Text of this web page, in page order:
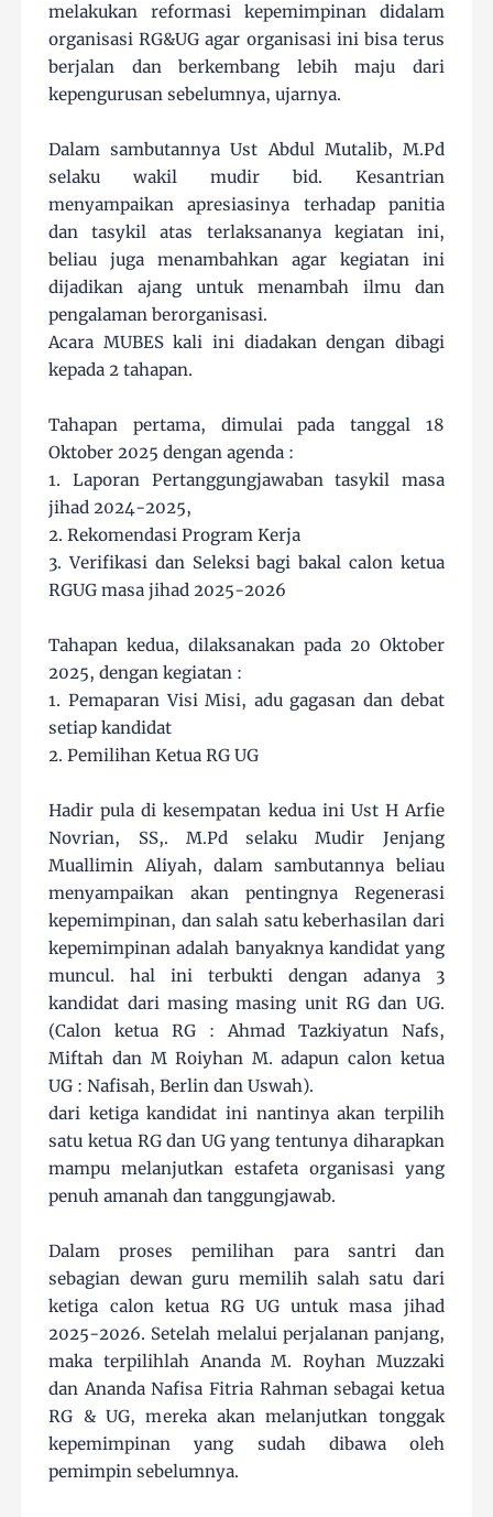
melakukan reformasi kepemimpinan didalam
organisasi RG&UG agar organisasi ini bisa terus
berjalan dan berkembang lebih maju dari
kepengurusan sebelumnya, ujarnya.
Dalam sambutannya Ust Abdul Mutalib, M.Pd
selaku wakil mudir bid. Kesantrian
menyampaikan apresiasinya terhadap panitia
dan tasykil atas terlaksananya kegiatan ini,
beliau juga menambahkan agar kegiatan ini
dijadikan ajang untuk menambah ilmu dan
pengalaman berorganisasi.
Acara MUBES kali ini diadakan dengan dibagi
kepada 2 tahapan.
Tahapan pertama, dimulai pada tanggal 18
Oktober 2025 dengan agenda :
1. Laporan Pertanggungjawaban tasykil masa
jihad 2024-2025,
2. Rekomendasi Program Kerja
3. Verifikasi dan Seleksi bagi bakal calon ketua
RGUG masa jihad 2025-2026
Tahapan kedua, dilaksanakan pada 20 Oktober
2025, dengan kegiatan :
1. Pemaparan Visi Misi, adu gagasan dan debat
setiap kandidat
2. Pemilihan Ketua RG UG
Hadir pula di kesempatan kedua ini Ust H Arfie
Novrian, SS,. M.Pd selaku Mudir Jenjang
Muallimin Aliyah, dalam sambutannya beliau
menyampaikan akan pentingnya Regenerasi
kepemimpinan, dan salah satu keberhasilan dari
kepemimpinan adalah banyaknya kandidat yang
muncul. hal ini terbukti dengan adanya 3
kandidat dari masing masing unit RG dan UG.
(Calon ketua RG : Ahmad Tazkiyatun Nafs,
Miftah dan M Roiyhan M. adapun calon ketua
UG : Nafisah, Berlin dan Uswah).
dari ketiga kandidat ini nantinya akan terpilih
satu ketua RG dan UG yang tentunya diharapkan
mampu melanjutkan estafeta organisasi yang
penuh amanah dan tanggungjawab.
Dalam proses pemilihan para santri dan
sebagian dewan guru memilih salah satu dari
ketiga calon ketua RG UG untuk masa jihad
2025-2026. Setelah melalui perjalanan panjang,
maka terpilihlah Ananda M. Royhan Muzzaki
dan Ananda Nafisa Fitria Rahman sebagai ketua
RG & UG, mereka akan melanjutkan tonggak
kepemimpinan yang sudah dibawa oleh
pemimpin sebelumnya.